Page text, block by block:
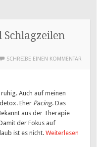
Schlagzeilen
SCHREIBE EINEN KOMMENTAR
Auch auf meinen
Eher Pacing. Das
aus der Therapie
der Fokus auf
ist es nicht.Weiterlesen